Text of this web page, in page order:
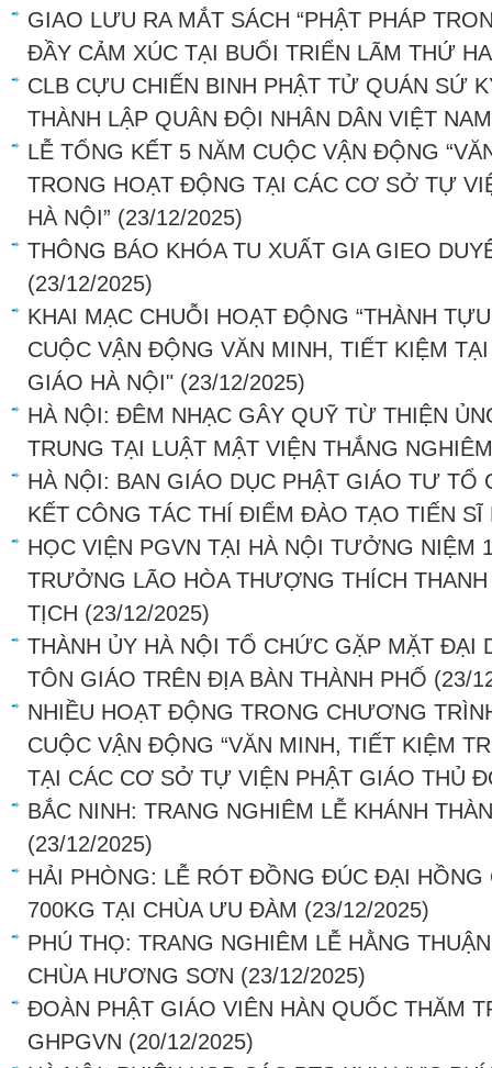
GIAO LƯU RA MẮT SÁCH “PHẬT PHÁP
ĐẦY CẢM XÚC TẠI BUỔI TRIỂN LÃM THỨ
CLB CỰU CHIẾN BINH PHẬT TỬ QUÁN SỨ
THÀNH LẬP QUÂN ĐỘI NHÂN DÂN VIỆT NAM
LỄ TỔNG KẾT 5 NĂM CUỘC VẬN ĐỘNG
TRONG HOẠT ĐỘNG TẠI CÁC CƠ SỞ TỰ
HÀ NỘI” (23/12/2025)
THÔNG BÁO KHÓA TU XUẤT GIA GIEO
(23/12/2025)
KHAI MẠC CHUỖI HOẠT ĐỘNG “THÀNH
CUỘC VẬN ĐỘNG VĂN MINH, TIẾT KIỆM
GIÁO HÀ NỘI" (23/12/2025)
HÀ NỘI: ĐÊM NHẠC GÂY QUỸ TỪ THIỆN
TRUNG TẠI LUẬT MẬT VIỆN THẮNG NGHIÊM
HÀ NỘI: BAN GIÁO DỤC PHẬT GIÁO TƯ TỔ
KẾT CÔNG TÁC THÍ ĐIỂM ĐÀO TẠO TIẾN SĨ
HỌC VIỆN PGVN TẠI HÀ NỘI TƯỞNG NIỆM
TRƯỞNG LÃO HÒA THƯỢNG THÍCH
TỊCH (23/12/2025)
THÀNH ỦY HÀ NỘI TỔ CHỨC GẶP MẶT ĐẠI
TÔN GIÁO TRÊN ĐỊA BÀN THÀNH PHỐ (23/
NHIỀU HOẠT ĐỘNG TRONG CHƯƠNG
CUỘC VẬN ĐỘNG “VĂN MINH, TIẾT KIỆM
TẠI CÁC CƠ SỞ TỰ VIỆN PHẬT GIÁO THỦ
BẮC NINH: TRANG NGHIÊM LỄ KHÁNH
(23/12/2025)
HẢI PHÒNG: LỄ RÓT ĐỒNG ĐÚC ĐẠI HỒNG
700KG TẠI CHÙA ƯU ĐÀM (23/12/2025)
PHÚ THỌ: TRANG NGHIÊM LỄ HẰNG
CHÙA HƯƠNG SƠN (23/12/2025)
ĐOÀN PHẬT GIÁO VIÊN HÀN QUỐC THĂM
GHPGVN (20/12/2025)